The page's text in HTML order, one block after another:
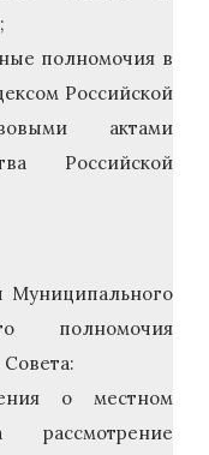
полномочия в
Российской
актами
Российской
Муниципального
полномочия
о местном